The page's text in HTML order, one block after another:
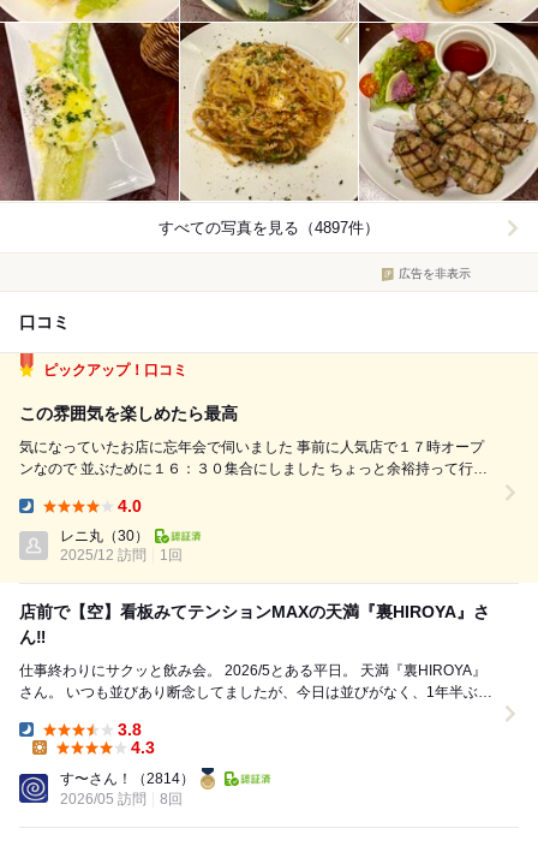
すべての写真を見る（4897件）
広告を非表示
口コミ
ピックアップ！口コミ
この雰囲気を楽しめたら最高
気になっていたお店に忘年会で伺いました 事前に人気店で１７時オープ
ンなので 並ぶために１６：３０集合にしました ちょっと余裕持って行っ
らに列が増える まさにここから期待値がどんどん上がります 注文したの
は ・...
4.0
レニ丸 （30）
2025/12 訪問
1回
店前で【空】看板みてテンションMAXの天満『裏HIROYA』さ
ん‼️
仕事終わりにサクッと飲み会。 2026/5とある平日。 天満『裏HIROYA』
さん。 いつも並びあり断念してましたが、今日は並びがなく、1年半ぶり
Dinner:
3.8
4.3
す〜さん！
（2814）
2026/05 訪問
8回